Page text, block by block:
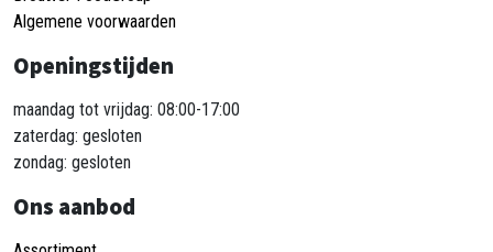
Algemene voorwaarden
Openingstijden
maandag tot vrijdag: 08:00-17:00
zaterdag: gesloten
zondag: gesloten
Ons aanbod